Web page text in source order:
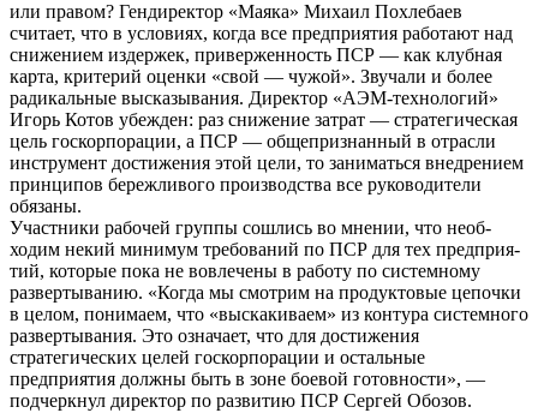
или правом? Гендиректор «Маяка» Михаил Похлебаев
считает, что в условиях, когда все предприя­тия работают над
снижением из­держек, приверженность ПСР — как клубная
карта, критерий оценки «свой — чужой». Звуча­ли и более
радикальные выска­зывания. Директор «АЭМ-тех­нологий»
Игорь Котов убежден: раз снижение затрат — страте­гическая
цель госкорпорации, а ПСР — общепризнанный в от­расли
инструмент достижения этой цели, то заниматься вне­дрением
принципов бережливо­го производства все руководите­ли
обязаны.
Участники рабочей группы сошлись во мнении, что необ­
ходим некий минимум требова­ний по ПСР для тех предприя­
тий, которые пока не вовлечены в работу по системному
развер­тыванию. «Когда мы смотрим на продуктовые цепочки
в це­лом, понимаем, что «выскакива­ем» из контура системного
раз­вертывания. Это означает, что для достижения
стратегических целей госкорпорации и осталь­ные
предприятия должны быть в зоне боевой готовности», —
подчеркнул директор по разви­тию ПСР Сергей Обозов.